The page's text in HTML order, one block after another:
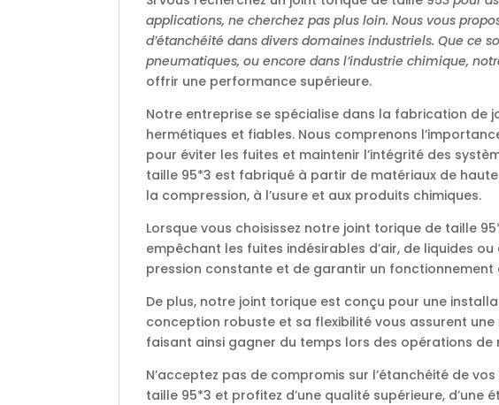
applications, ne cherchez pas plus loin. Nous vous
d’étanchéité dans divers domaines industriels. Que ce
pneumatiques, ou encore dans l’industrie chimique,
offrir une performance supérieure.
Notre entreprise se spécialise dans la fabrication de
hermétiques et fiables. Nous comprenons
pour éviter les fuites et maintenir l’intégrité des
taille 95*3 est fabriqué à partir de matériaux de
la compression, à l’usure et aux produits chimiques.
Lorsque vous choisissez notre joint torique de taille
empêchant les fuites indésirables d’air, de liquides
pression constante et de garantir un fonctionnement
De plus, notre joint torique est conçu pour une
conception robuste et sa flexibilité vous assurent
faisant ainsi gagner du temps lors des opérations de
N’acceptez pas de compromis sur l’étanchéité de
taille 95*3 et profitez d’une qualité supérieure, d’une